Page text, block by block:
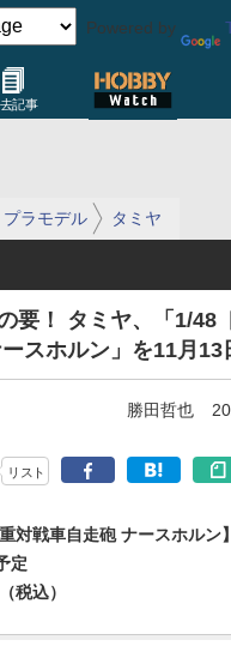
Powered by
記事
プラモデル タミヤ
要！ タミヤ、「1/48
スホルン」を11月13
勝田哲也
リスト
対戦車自走砲 ナースホルン】
定
税込）